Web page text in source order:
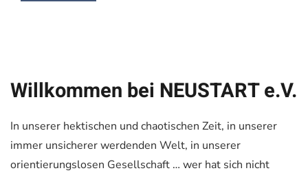
Willkommen bei NEUSTART e.V.
In unserer hektischen und chaotischen Zeit, in unserer
immer unsicherer werdenden Welt, in unserer
orientierungslosen Gesellschaft … wer hat sich nicht